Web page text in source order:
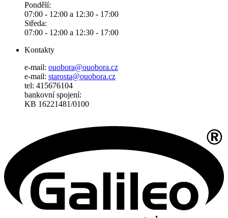
Pondělí:
07:00 - 12:00 a 12:30 - 17:00
Středa:
07:00 - 12:00 a 12:30 - 17:00
Kontakty
e-mail: ouobora@ouobora.cz
e-mail: starosta@ouobora.cz
tel: 415676104
bankovní spojení:
KB 16221481/0100